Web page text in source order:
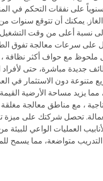
سنوياً على نفقات التحكم في
يمكنك أن تتوقع سنوات
إلى نسبة أعلى من وقت
على سرعات معالجة تفوق
ملحوظ مع حواف أكثر نظافة
جديدة مباشرة، حتى
متنوعة دون الاستثمار في
يزيد مساحة الأرضية
، مع مناطق معالجة مغلقة
تحصل شركتك على
العمليات الواعي للبيئة
متواضعة، مما يسمح